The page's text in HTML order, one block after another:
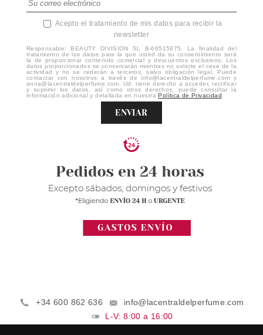
Acepto el tratamiento de mis datos para recibir la
newsletter
Responsable: BEAUTY DIVISION SL B-66515875. La finalidad del
tratamiento de los datos para la que usted da su consentimiento será
la de proporcionar contenido comercial y descuentos exclusivos. Los
datos proporcionados se conservarán mientras no solicite el cese de la
actividad y no se cederán a terceros, salvo obligación legal. Puede
contactar con nosotros a través de info@lacentraldelperfume.com y
anna@lacentraldelperfume.com. Ud. tiene derecho a acceder, rectificar
y suprimir los datos, así como otros derechos, puede consultar la
información adicional y detallada en nuestraPolítica de Privacidad
ENVIAR
+34 600 862 636
info@lacentraldelperfume.com
L-V: 8:00 a 16:00